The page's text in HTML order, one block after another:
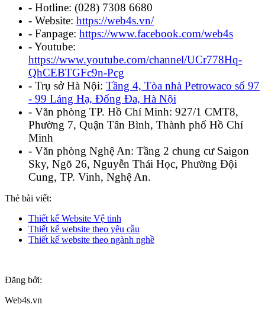
- Hotline: (028) 7308 6680
- Website: https://web4s.vn/
- Fanpage: https://www.facebook.com/web4s
- Youtube:
https://www.youtube.com/channel/UCr778Hq-
QhCEBTGFc9n-Pcg
- Trụ sở Hà Nội: Tầng 4, Tòa nhà Petrowaco số 97
- 99 Láng Hạ, Đống Đa, Hà Nội
- Văn phòng TP. Hồ Chí Minh: 927/1 CMT8,
Phường 7, Quận Tân Bình, Thành phố Hồ Chí
Minh
- Văn phòng Nghệ An: Tầng 2 chung cư Saigon
Sky, Ngõ 26, Nguyễn Thái Học, Phường Đội
Cung, TP. Vinh, Nghệ An.
Thẻ bài viết:
Thiết kế Website Vệ tinh
Thiết kế website theo yêu cầu
Thiết kế website theo ngành nghề
Đăng bởi:
Web4s.vn